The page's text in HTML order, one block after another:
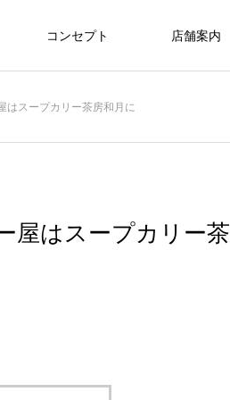
コンセプト 店舗案内
はスープカリー茶房和月に
屋はスープカリー茶